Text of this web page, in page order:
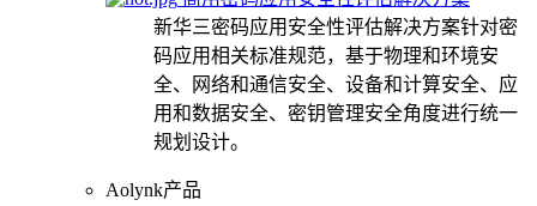
新华三密码应用安全性评估解决方案针对密
码应用相关标准规范，基于物理和环境安
全、网络和通信安全、设备和计算安全、应
用和数据安全、密钥管理安全角度进行统一
规划设计。
Aolynk产品